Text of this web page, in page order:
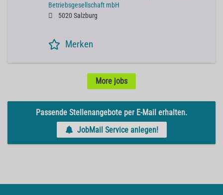
Betriebsgesellschaft mbH
5020 Salzburg
Merken
More jobs
Passende Stellenangebote per E-Mail erhalten.
JobMail Service anlegen!